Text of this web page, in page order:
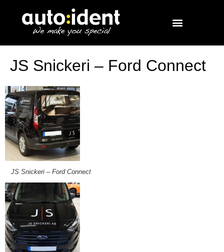
JS Snickeri – Ford Connect
JS Snickeri – Ford Connect